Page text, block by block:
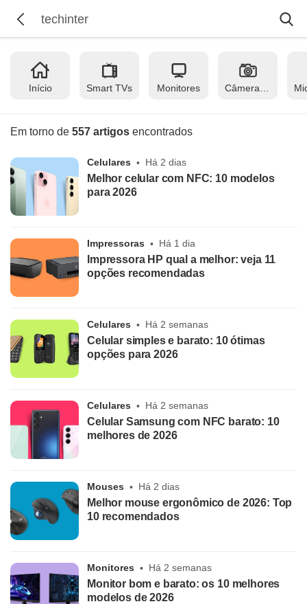
Início Smart TVs Monitores
Em torno de 557 artigos encontrados
Celulares Há 2 dias
Melhor celular com NFC: 10 modelos
para 2026
Impressoras Há 1 dia
Impressora HP qual a melhor: veja 11
opções recomendadas
Celulares Há 2 semanas
Celular simples e barato: 10 ótimas
opções para 2026
Celulares Há 2 semanas
Celular Samsung com NFC barato: 10
melhores de 2026
Mouses Há 2 dias
Melhor mouse ergonômico de 2026: Top
10 recomendados
Monitores Há 2 semanas
Monitor bom e barato: os 10 melhores
modelos de 2026